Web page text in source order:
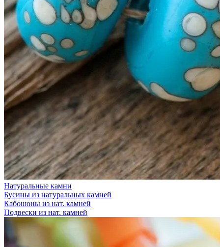
Натуральные камни
Бусины из натуральных камней
Кабошоны из нат. камней
Подвески из нат. камней